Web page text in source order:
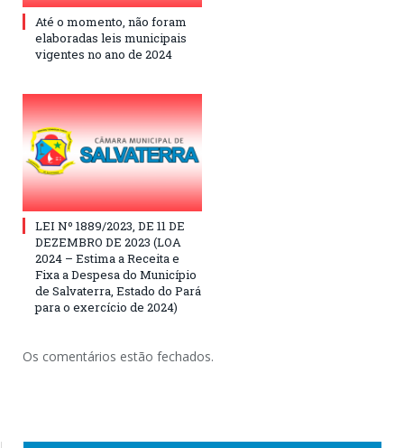
Até o momento, não foram
elaboradas leis municipais
vigentes no ano de 2024
LEI Nº 1889/2023, DE 11 DE
DEZEMBRO DE 2023 (LOA
2024 – Estima a Receita e
Fixa a Despesa do Município
de Salvaterra, Estado do Pará
para o exercício de 2024)
Os comentários estão fechados.